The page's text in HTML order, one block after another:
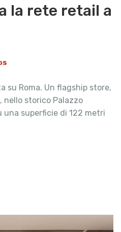
la rete retail a
su Roma. Un flagship store,
nello storico Palazzo
una superficie di 122 metri